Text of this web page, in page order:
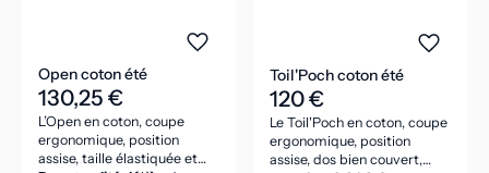
Open coton été
130,25 €
L’Open en coton, coupe
ergonomique, position
assise, taille élastiquée et
Toil'Poch coton été
120 €
Le Toil'Poch en coton, coupe
ergonomique, position
assise, dos bien couvert,